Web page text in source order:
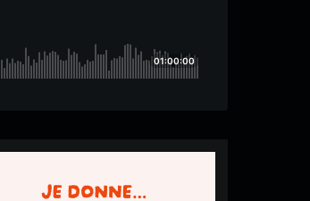
01:00:00